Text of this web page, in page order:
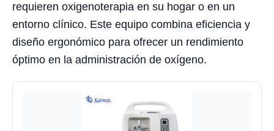
requieren oxigenoterapia en su hogar o en un
entorno clínico. Este equipo combina eficiencia y
diseño ergonómico para ofrecer un rendimiento
óptimo en la administración de oxígeno.